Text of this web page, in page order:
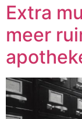
Extra
meer